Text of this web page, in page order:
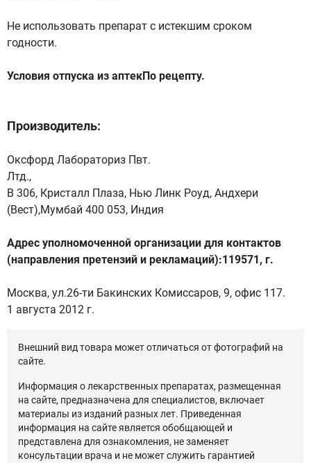
Не использовать препарат с истекшим сроком
годности.
Условия отпуска из аптекПо рецепту.
Производитель:
Оксфорд Лабораториз Пвт.
Лтд.,
В 306, Кристалл Плаза, Нью Линк Роуд, Андхери
(Вест),Мумбай 400 053, Индия
Адрес уполномоченной организации для контактов
(направления претензий и рекламаций):119571, г.
Москва, ул.26-ти Бакинских Комиссаров, 9, офис 117.
1 августа 2012 г.
Внешний вид товара может отличаться от фотографий на
сайте.
Информация о лекарственных препаратах, размещенная
на сайте, предназначена для специалистов, включает
материалы из изданий разных лет. Приведенная
информация на сайте является обобщающей и
представлена для ознакомления, не заменяет
консультации врача и не может служить гарантией